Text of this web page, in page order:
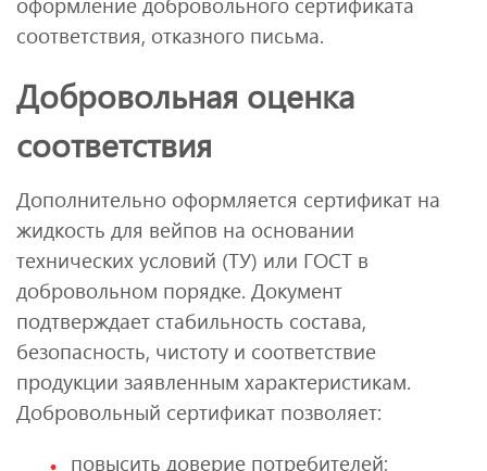
соответствия, отказного письма.
Добровольная оценка
соответствия
Дополнительно оформляется сертификат на
жидкость для вейпов на основании
технических условий (ТУ) или ГОСТ в
добровольном порядке. Документ
подтверждает стабильность состава,
безопасность, чистоту и соответствие
продукции заявленным характеристикам.
Добровольный сертификат позволяет:
повысить доверие потребителей;